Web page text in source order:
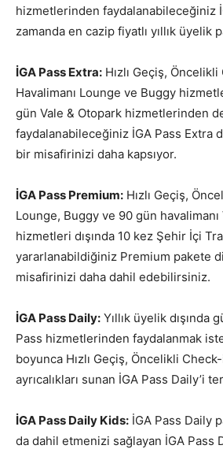
hizmetlerinden faydalanabileceğiniz
zamanda en cazip fiyatlı yıllık üyelik
İGA Pass Extra: Hızlı Geçiş,
Havalimanı Lounge ve Buggy
gün Vale & Otopark hizmetlerinden
faydalanabileceğiniz İGA Pass Extra
bir misafirinizi daha kapsıyor.
İGA Pass Premium: Hızlı Geçiş,
Lounge, Buggy ve 90 gün
hizmetleri dışında 10 kez Şehir İçi
yararlanabildiğiniz Premium pakete
misafirinizi daha dahil edebilirsiniz.
İGA Pass Daily: Yıllık üyelik dışında
Pass hizmetlerinden faydalanmak
boyunca Hızlı Geçiş, Öncelikli
ayrıcalıkları sunan İGA Pass Daily’i
İGA Pass Daily Kids: İGA Pass Daily
da dahil etmenizi sağlayan İGA Pass